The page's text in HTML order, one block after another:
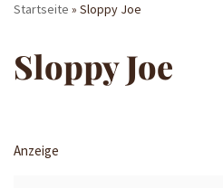
Startseite » Sloppy Joe
Sloppy Joe
Anzeige